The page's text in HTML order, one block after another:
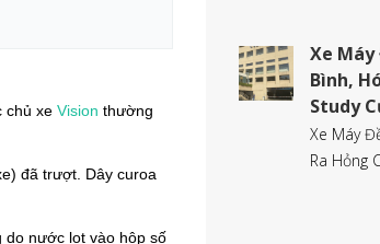
chủ xe Vision thường
đã trượt. Dây curoa
do nước lọt vào hộp số
Xe
Bình,
Study
Xe Máy
Ra Hỏng